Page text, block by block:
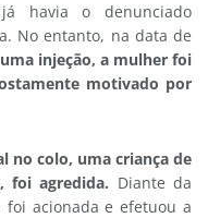
havia o denunciado
No entanto, na data de
injeção, a mulher foi
motivado por
no colo, uma criança de
foi agredida. Diante da
acionada e efetuou a